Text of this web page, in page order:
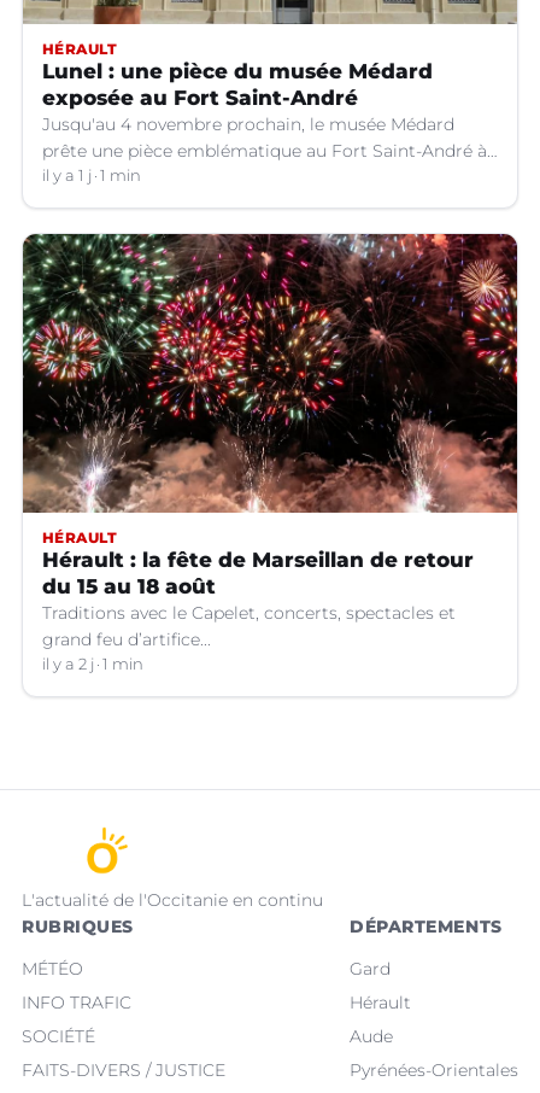
HÉRAULT
Lunel : une pièce du musée Médard
exposée au Fort Saint-André
Jusqu'au 4 novembre prochain, le musée Médard
prête une pièce emblématique au Fort Saint-André à
Villeneuve-lez-Avignon (Gard).
il y a 1 j 1 min
HÉRAULT
Hérault : la fête de Marseillan de retour
du 15 au 18 août
Traditions avec le Capelet, concerts, spectacles et
grand feu d’artifice...
il y a 2 j 1 min
L'actualité de l'Occitanie en continu
RUBRIQUES
MÉTÉO
INFO TRAFIC
SOCIÉTÉ
FAITS-DIVERS / JUSTICE
DÉPARTEMENTS
Gard
Hérault
Aude
Pyrénées-Orientales